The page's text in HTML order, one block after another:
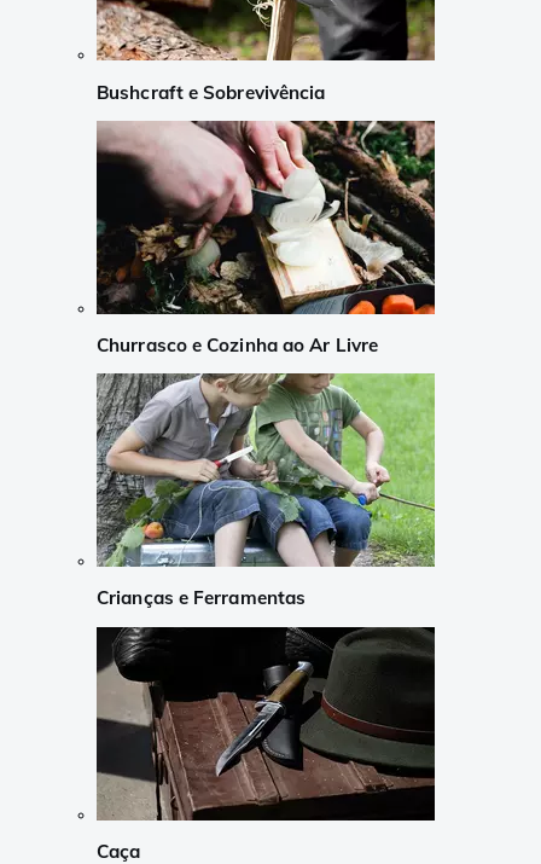
Bushcraft e Sobrevivência
Churrasco e Cozinha ao Ar Livre
Crianças e Ferramentas
Caça